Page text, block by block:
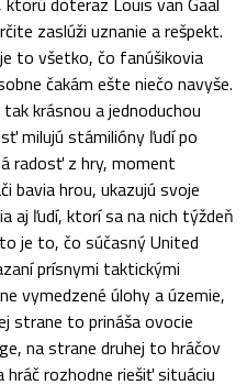
zaslúži uznanie a rešpekt.
to všetko, čo fanúšikovia
čakám ešte niečo navyše.
krásnou a jednoduchou
milujú stámilióny ľudí po
radosť z hry, moment
bavia hrou, ukazujú svoje
aj ľudí, ktorí sa na nich týždeň
je to, čo súčasný United
prísnymi taktickými
vymedzené úlohy a územie,
strane to prináša ovocie
na strane druhej to hráčov
rozhodne riešiť situáciu